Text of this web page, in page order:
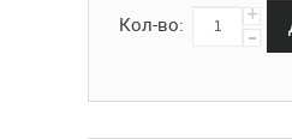
Кол-во: +
-